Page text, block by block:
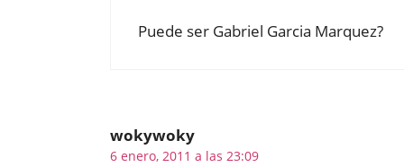
Puede ser Gabriel Garcia Marquez?
wokywoky
6 enero, 2011 a las 23:09